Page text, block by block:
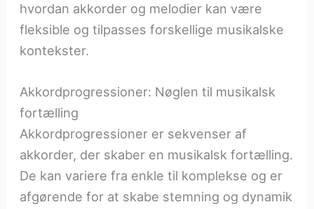
hvordan akkorder og melodier kan være
fleksible og tilpasses forskellige musikalske
kontekster.
Akkordprogressioner: Nøglen til musikalsk
fortælling
Akkordprogressioner er sekvenser af
akkorder, der skaber en musikalsk fortælling.
De kan variere fra enkle til komplekse og er
afgørende for at skabe stemning og dynamik